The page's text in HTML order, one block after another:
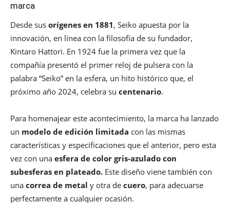
marca
Desde sus orígenes en 1881, Seiko apuesta por la
innovación, en línea con la filosofía de su fundador,
Kintaro Hattori. En 1924 fue la primera vez que la
compañía presentó el primer reloj de pulsera con la
palabra “Seiko” en la esfera, un hito histórico que, el
próximo año 2024, celebra su centenario.
Para homenajear este acontecimiento, la marca ha lanzado
un modelo de edición limitada con las mismas
características y especificaciones que el anterior, pero esta
vez con una esfera de color gris-azulado con
subesferas en plateado. Este diseño viene también con
una correa de metal y otra de cuero, para adecuarse
perfectamente a cualquier ocasión.